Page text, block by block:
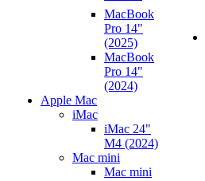
MacBook
Pro 14"
(2025)
MacBook
Pro 14"
(2024)
Apple Mac
iMac
iMac 24"
M4 (2024)
Mac mini
Mac mini